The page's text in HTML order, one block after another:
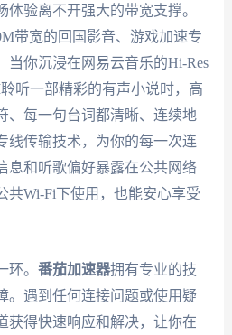
验离不开强大的带宽支撑。
带宽的回国影音、游戏加速专
当你沉浸在网易云音乐的Hi-Res
听一部精彩的有声小说时，高
、每一句台词都清晰、连续地
线传输技术，为你的每一次连
息和听歌偏好暴露在公共网络
共Wi-Fi下使用，也能安心享受
。 番茄加速器拥有专业的技
。遇到任何连接问题或使用疑
获得快速响应和解决，让你在